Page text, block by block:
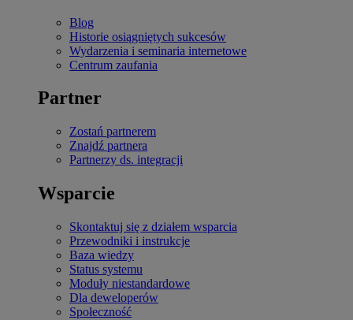
Blog
Historie osiągniętych sukcesów
Wydarzenia i seminaria internetowe
Centrum zaufania
Partner
Zostań partnerem
Znajdź partnera
Partnerzy ds. integracji
Wsparcie
Skontaktuj się z działem wsparcia
Przewodniki i instrukcje
Baza wiedzy
Status systemu
Moduły niestandardowe
Dla deweloperów
Społeczność